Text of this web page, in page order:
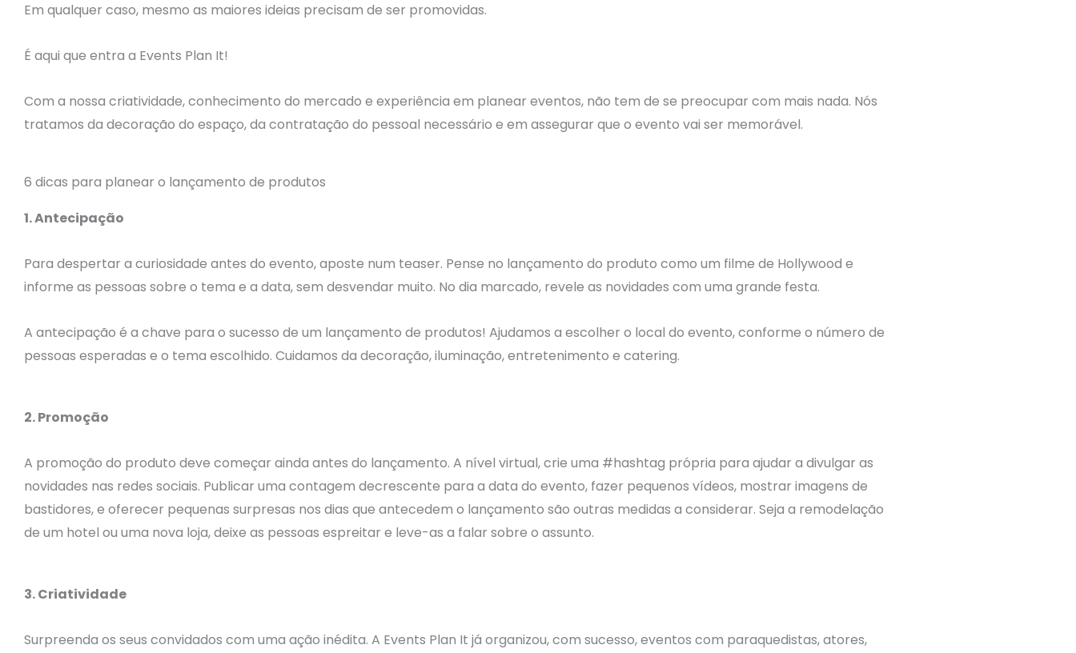
Em qualquer caso, mesmo as maiores ideias precisam de ser promovidas.
É aqui que entra a Events Plan It!
Com a nossa criatividade, conhecimento do mercado e experiência em planear eventos, não tem de se preocupar com mais nada. Nós
tratamos da decoração do espaço, da contratação do pessoal necessário e em assegurar que o evento vai ser memorável.
6 dicas para planear o lançamento de produtos
1. Antecipação
Para despertar a curiosidade antes do evento, aposte num teaser. Pense no lançamento do produto como um filme de Hollywood e
informe as pessoas sobre o tema e a data, sem desvendar muito. No dia marcado, revele as novidades com uma grande festa.
A antecipação é a chave para o sucesso de um lançamento de produtos! Ajudamos a escolher o local do evento, conforme o número de
pessoas esperadas e o tema escolhido. Cuidamos da decoração, iluminação, entretenimento e catering.
2. Promoção
A promoção do produto deve começar ainda antes do lançamento. A nível virtual, crie uma #hashtag própria para ajudar a divulgar as
novidades nas redes sociais. Publicar uma contagem decrescente para a data do evento, fazer pequenos vídeos, mostrar imagens de
bastidores, e oferecer pequenas surpresas nos dias que antecedem o lançamento são outras medidas a considerar. Seja a remodelação
de um hotel ou uma nova loja, deixe as pessoas espreitar e leve-as a falar sobre o assunto.
3. Criatividade
Surpreenda os seus convidados com uma ação inédita. A Events Plan It já organizou, com sucesso, eventos com paraquedistas, atores,